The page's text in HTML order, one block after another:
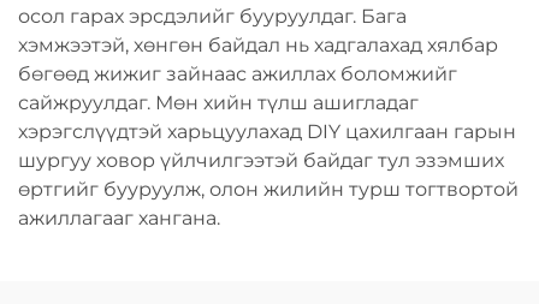
осол гарах эрсдэлийг бууруулдаг. Бага
хэмжээтэй, хөнгөн байдал нь хадгалахад хялбар
бөгөөд жижиг зайнаас ажиллах боломжийг
сайжруулдаг. Мөн хийн түлш ашигладаг
хэрэгслүүдтэй харьцуулахад DIY цахилгаан гарын
шургуу ховор үйлчилгээтэй байдаг тул эзэмших
өртгийг бууруулж, олон жилийн турш тогтвортой
ажиллагааг хангана.